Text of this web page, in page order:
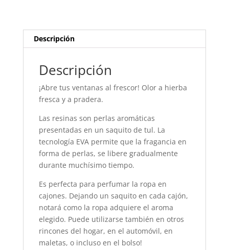
Descripción
Descripción
¡Abre tus ventanas al frescor! Olor a hierba
fresca y a pradera.
Las resinas son perlas aromáticas
presentadas en un saquito de tul. La
tecnología EVA permite que la fragancia en
forma de perlas, se libere gradualmente
durante muchísimo tiempo.
Es perfecta para perfumar la ropa en
cajones. Dejando un saquito en cada cajón,
notará como la ropa adquiere el aroma
elegido. Puede utilizarse también en otros
rincones del hogar, en el automóvil, en
maletas, o incluso en el bolso!